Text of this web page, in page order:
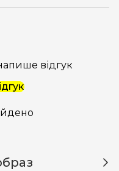
відгук